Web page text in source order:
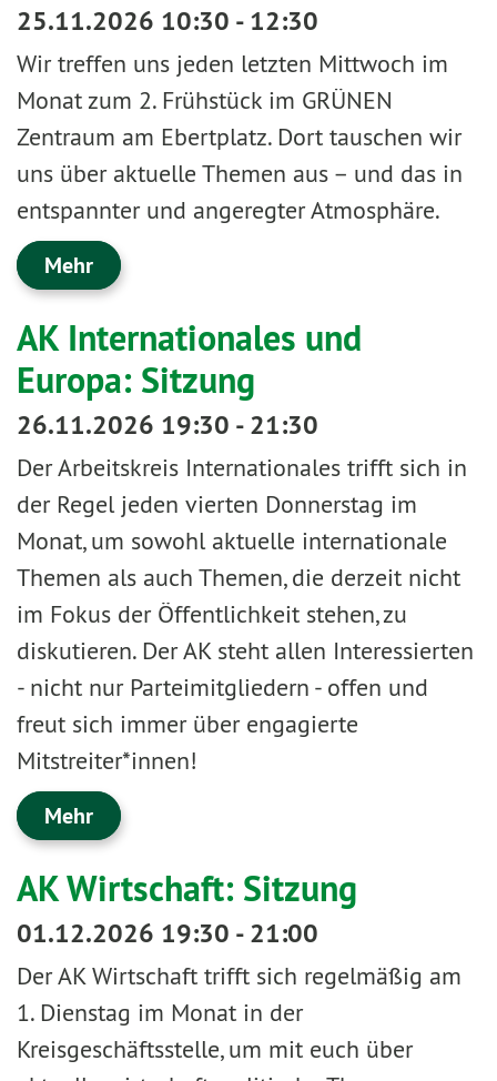
25.11.2026 10:30 - 12:30
Wir treffen uns jeden letzten Mittwoch im
Monat zum 2. Frühstück im GRÜNEN
Zentraum am Ebertplatz. Dort tauschen wir
uns über aktuelle Themen aus – und das in
entspannter und angeregter Atmosphäre.
Mehr
AK Internationales und
Europa: Sitzung
26.11.2026 19:30 - 21:30
Der Arbeitskreis Internationales trifft sich in
der Regel jeden vierten Donnerstag im
Monat, um sowohl aktuelle internationale
Themen als auch Themen, die derzeit nicht
im Fokus der Öffentlichkeit stehen, zu
diskutieren. Der AK steht allen Interessierten
- nicht nur Parteimitgliedern - offen und
freut sich immer über engagierte
Mitstreiter*innen!
Mehr
AK Wirtschaft: Sitzung
01.12.2026 19:30 - 21:00
Der AK Wirtschaft trifft sich regelmäßig am
1. Dienstag im Monat in der
Kreisgeschäftsstelle, um mit euch über